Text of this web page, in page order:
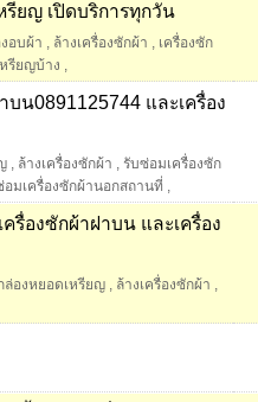
รียญ เปิดบริการทุกวัน
อบผ้า , ล้างเครื่องซักผ้า , เครื่องซัก
รียญบ้าง ,
บน0891125744 และเครื่อง
, ล้างเครื่องซักผ้า , รับซ่อมเครื่องซัก
อมเครื่องซักผ้านอกสถานที่ ,
รื่องซักผ้าฝาบน และเครื่อง
ล่องหยอดเหรียญ , ล้างเครื่องซักผ้า ,